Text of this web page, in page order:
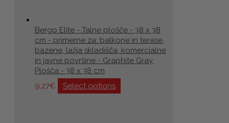
Bergo Elite - Talne plošče - 38 x 38
cm - primerne za: balkone in terase,
bazene, lažja skladišča, komercialne
in javne površine - Graphite Gray,
Plošča - 38 x 38 cm
9,27€ Select options